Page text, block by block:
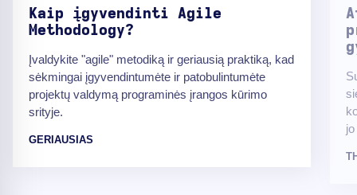
Kaip įgyvendinti Agile
Methodology?
Įvaldykite "agile" metodiką ir geriausią praktiką, kad
sėkmingai įgyvendintumėte ir patobulintumėte
projektų valdymą programinės įrangos kūrimo
srityje.
GERIAUSIAS